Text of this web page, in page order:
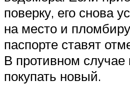
поверку, его снова
на место и
паспорте ставят
В противном случае
покупать новый.